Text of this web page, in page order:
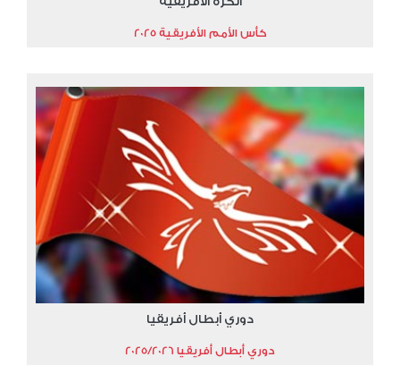
كأس الأمم الأفريقية 2025
دوري أبطال أفريقيا
دوري أبطال أفريقيا 2025/2026